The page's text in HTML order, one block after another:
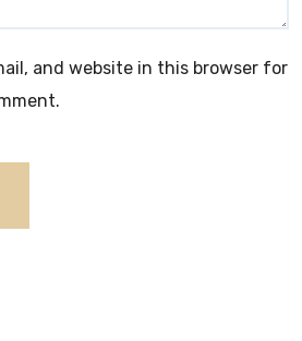
and website in this browser for